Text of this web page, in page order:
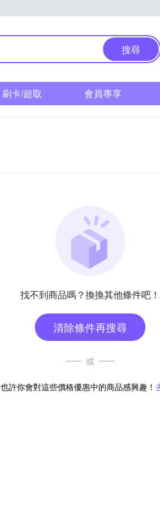
搜尋
刷卡/超取 會員專享
找不到商品嗎？換換其他條件吧！
清除條件再搜尋
或
也許你會對這些價格優惠中的商品感興趣！